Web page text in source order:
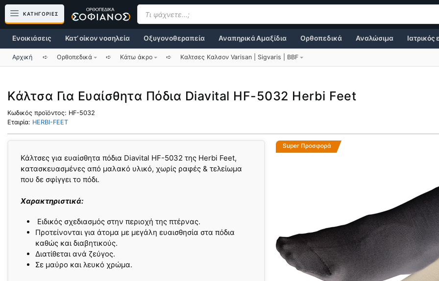
Μετάβαση
περιεχόμενο
ΚΑΤΗΓΟΡΙΕΣ
Products
search
Κατ’ οίκον νοσηλεία Οξυγονοθεραπεία Αναπηρικά Αμαξίδια
Ενοικιάσεις Ορθοπεδικά Αναλώσιμα Ιατρικός
Αρχική ➪ Ορθοπεδικά ➪ Κάτω άκρο ➪ Καλτσες Καλσον Varisan | Sigvaris | BBF
Κάλτσα Για Ευαίσθητα Πόδια Diavital HF-5032 Herbi Feet
Κωδικός προϊόντος: HF-5032
Εταιρία: HERBI-FEET
Κάλτσες για ευαίσθητα πόδια Diavital HF-5032 της Herbi Feet,
κατασκευασμένες από μαλακό υλικό, χωρίς ραφές & τελείωμα
που δε σφίγγει το πόδι.
Χαρακτηριστικά:
Ειδικός σχεδιασμός στην περιοχή της πτέρνας.
Προτείνονται για άτομα με μεγάλη ευαισθησία στα πόδια
καθώς και διαβητικούς.
Διατίθεται ανά ζεύγος.
Σε μαύρο και λευκό χρώμα.
Super Προσφορά